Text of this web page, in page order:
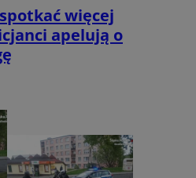
więcej
apelują o